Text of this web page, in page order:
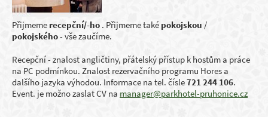
Přijmeme recepční/-ho . Přijmeme také pokojskou /
pokojského- vše zaučíme.
Recepční - znalost angličtiny, přátelský přístup k hostům a práce
na PC podmínkou. Znalost rezervačního programu Hores a
dalšího jazyka výhodou. Informace na tel. čísle721 244 106.
Event. je možno zaslat CV na manager@parkhotel-pruhonice.cz